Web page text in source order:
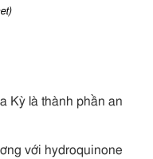
Kỳ là thành phần an
với hydroquinone